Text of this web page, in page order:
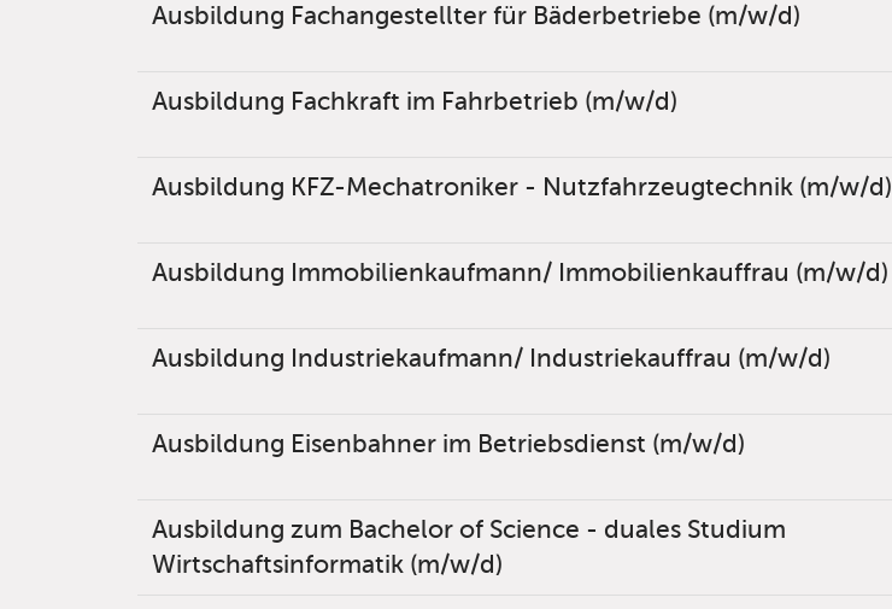
Ausbildung Fachangestellter für Bäderbetriebe (m/w/d)
Ausbildung Fachkraft im Fahrbetrieb (m/w/d)
Ausbildung KFZ-Mechatroniker - Nutzfahrzeugtechnik (m/w/d)
Ausbildung Immobilienkaufmann/ Immobilienkauffrau (m/w/d)
Ausbildung Industriekaufmann/ Industriekauffrau (m/w/d)
Ausbildung Eisenbahner im Betriebsdienst (m/w/d)
Ausbildung zum Bachelor of Science - duales Studium
Wirtschaftsinformatik (m/w/d)